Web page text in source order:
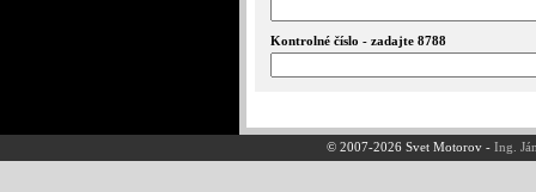
Kontrolné číslo - zadajte 8788
© 2007-2026 Svet Motorov -Ing.